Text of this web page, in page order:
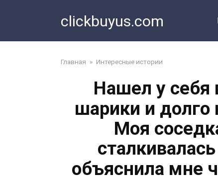
clickbuyus.com
Главная » Интересные истории
Нашел у себя
шарики и долго
Моя
объяснила мне